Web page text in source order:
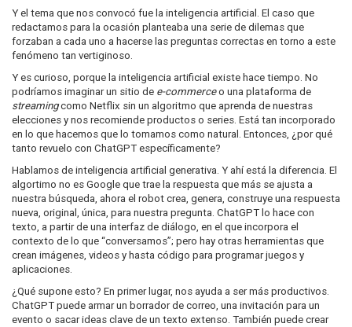
Y el tema que nos convocó fue la inteligencia artificial. El caso que
redactamos para la ocasión planteaba una serie de dilemas que
forzaban a cada uno a hacerse las preguntas correctas en torno a este
fenómeno tan vertiginoso.
Y es curioso, porque la inteligencia artificial existe hace tiempo. No
podríamos imaginar un sitio de e-commerceo una plataforma de
streamingcomo Netflix sin un algoritmo que aprenda de nuestras
elecciones y nos recomiende productos o series. Está tan incorporado
en lo que hacemos que lo tomamos como natural. Entonces, ¿por qué
tanto revuelo con ChatGPT específicamente?
Hablamos de inteligencia artificial generativa. Y ahí está la diferencia. El
algortimo no es Google que trae la respuesta que más se ajusta a
nuestra búsqueda, ahora el robot crea, genera, construye una respuesta
nueva, original, única, para nuestra pregunta. ChatGPT lo hace con
texto, a partir de una interfaz de diálogo, en el que incorpora el
contexto de lo que “conversamos”; pero hay otras herramientas que
crean imágenes, videos y hasta código para programar juegos y
aplicaciones.
¿Qué supone esto? En primer lugar, nos ayuda a ser más productivos.
ChatGPT puede armar un borrador de correo, una invitación para un
evento o sacar ideas clave de un texto extenso. También puede crear